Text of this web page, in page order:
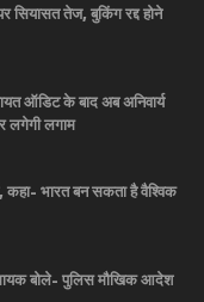
सियासत तेज, बुकिंग रद्द होने
ऑडिट के बाद अब अनिवार्य
लगेगी लगाम
कहा- भारत बन सकता है वैश्विक
बोले- पुलिस मौखिक आदेश